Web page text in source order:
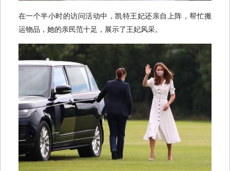
在一个半小时的访问活动中，凯特王妃还亲自上阵，帮忙搬
运物品，她的亲民范十足，展示了王妃风采。